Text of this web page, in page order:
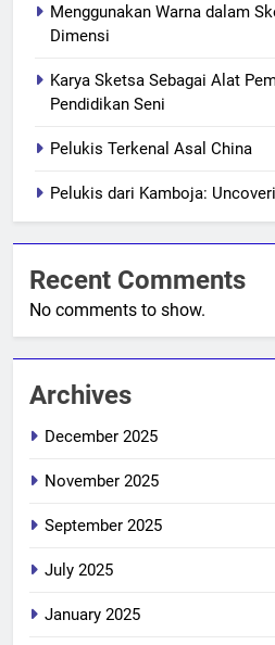
Menggunakan Warna dalam
Dimensi
Karya Sketsa Sebagai Alat
Pendidikan Seni
Pelukis Terkenal Asal China
Pelukis dari Kamboja:
Recent Comments
No comments to show.
Archives
December 2025
November 2025
September 2025
July 2025
January 2025